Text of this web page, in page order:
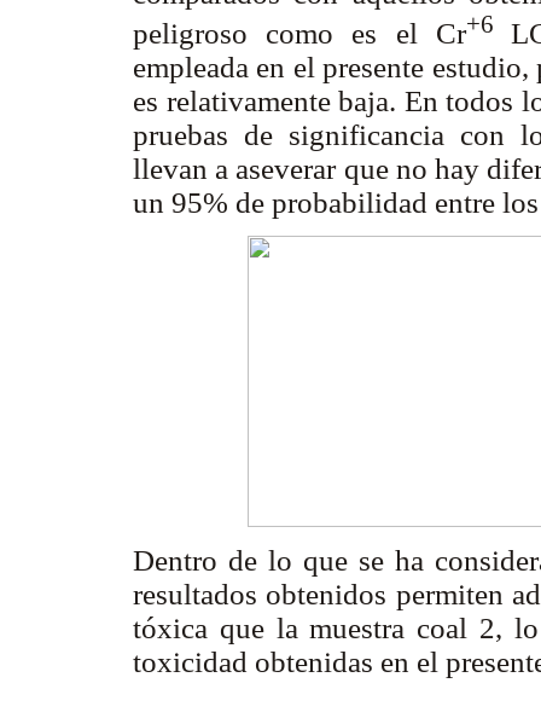
peligroso como es el Cr+6
empleada en el presente
es relativamente baja. En todos
pruebas de significancia con
llevan a aseverar que no hay
un 95% de probabilidad entre
Dentro de lo que se ha
resultados obtenidos permiten
tóxica que la muestra coal 2,
toxicidad obtenidas en el